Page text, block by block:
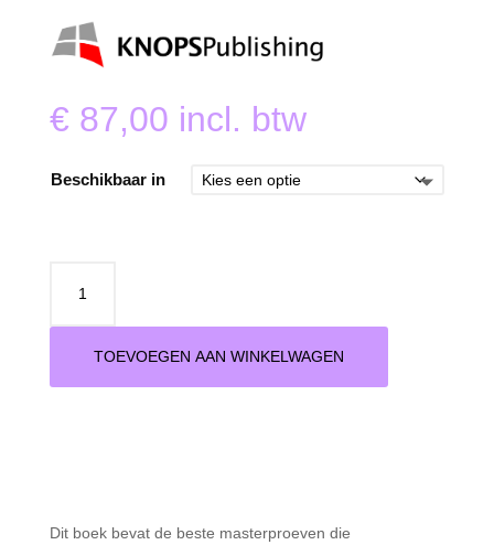
€ 87,00 incl. btw
Beschikbaar in
Meesterwerken
2026
TOEVOEGEN AAN WINKELWAGEN
Dit boek bevat de beste masterproeven die